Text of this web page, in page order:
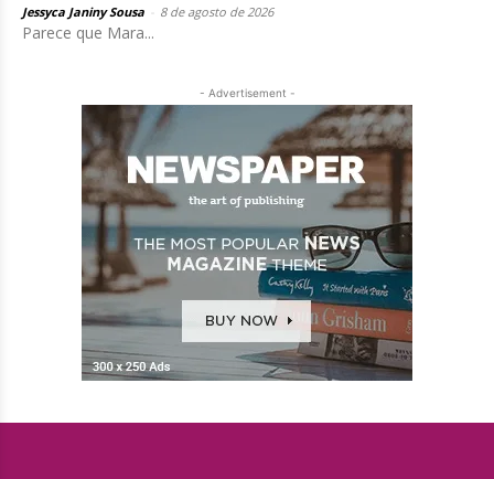
Jessyca Janiny Sousa 8 de agosto de 2026
Parece que Mara...
- Advertisement -